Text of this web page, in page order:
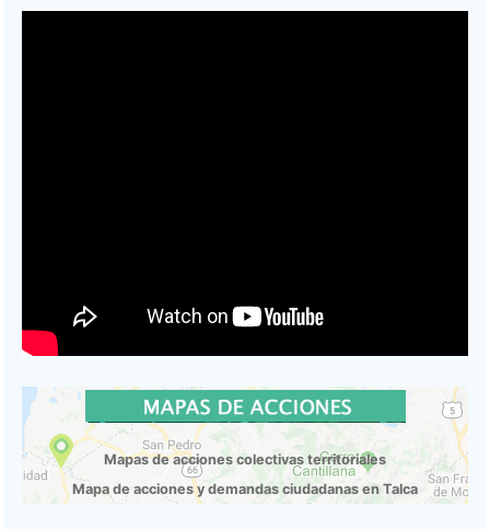
Mapas de acciones colectivas territoriales
Mapa de acciones y demandas ciudadanas en Talca